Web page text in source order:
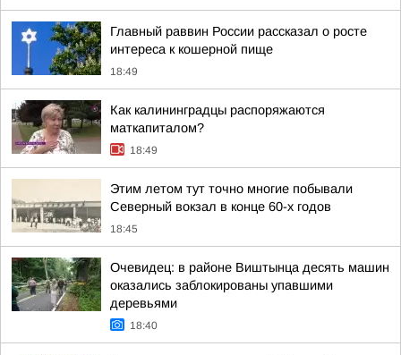
Главный раввин России рассказал о росте
интереса к кошерной пище
18:49
Как калининградцы распоряжаются
маткапиталом?
18:49
Этим летом тут точно многие побывали
Северный вокзал в конце 60-х годов
18:45
Очевидец: в районе Виштынца десять машин
оказались заблокированы упавшими
деревьями
18:40